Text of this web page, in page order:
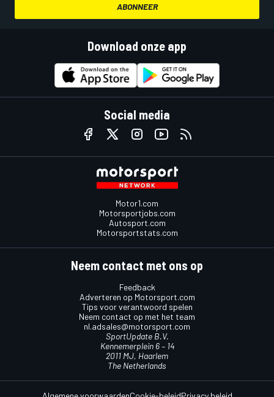
ABONNEER
Download onze app
Social media
Motor1.com
Motorsportjobs.com
Autosport.com
Motorsportstats.com
Neem contact met ons op
Feedback
Adverteren op Motorsport.com
Tips voor verantwoord spelen
Neem contact op met het team
nl.adsales@motorsport.com
SportUpdate B.V.
Kennemerplein 6 – 14
2011 MJ, Haarlem
The Netherlands